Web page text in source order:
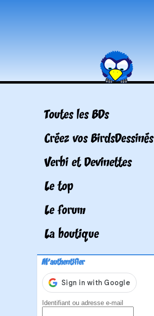
Toutes les BDs
Créez vos BirdsDessinés
Verbi et Devinettes
Le top
Le forum
La boutique
M'authentifier
Identifiant ou adresse e-mail